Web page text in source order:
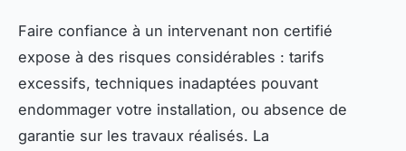
Faire confiance à un intervenant non certifié
expose à des risques considérables : tarifs
excessifs, techniques inadaptées pouvant
endommager votre installation, ou absence de
garantie sur les travaux réalisés. La